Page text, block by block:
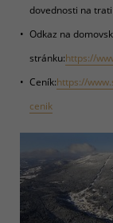
dovednosti na
Odkaz na
stránku:https://
Ceník:https://
cenik